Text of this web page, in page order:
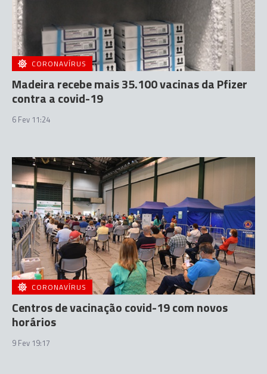
CORONAVÍRUS
Madeira recebe mais 35.100 vacinas da Pfizer
contra a covid-19
6 Fev 11:24
CORONAVÍRUS
Centros de vacinação covid-19 com novos
horários
9 Fev 19:17